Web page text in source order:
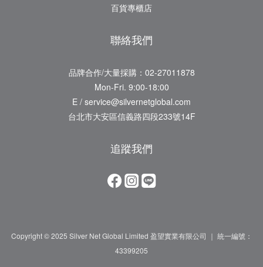
百貨專櫃店
聯絡我們
品牌合作/大量採購：02-27011878
Mon-Fri. 9:00-18:00
E / service@silvernetglobal.com
台北市大安區信義路四段233號14F
追蹤我們
Copyright © 2025 Silver Net Global Limited 盈望實業有限公司 ｜ 統一編號：
43399205